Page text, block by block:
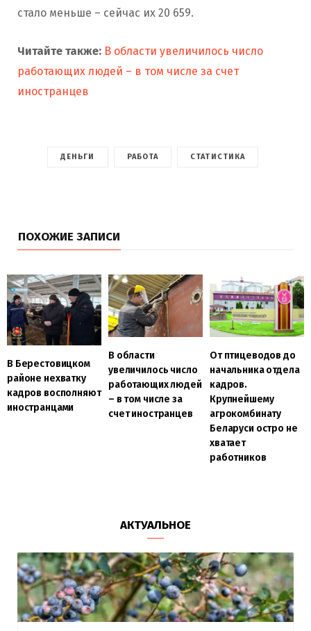
стало меньше – сейчас их 20 659.
Читайте также: В области увеличилось число
работающих людей – в том числе за счет
иностранцев
ДЕНЬГИ РАБОТА СТАТИСТИКА
ПОХОЖИЕ ЗАПИСИ
В Берестовицком
районе нехватку
кадров восполняют
иностранцами
В области
увеличилось число
работающих людей
– в том числе за
счет иностранцев
От птицеводов до
начальника отдела
кадров.
Крупнейшему
агрокомбинату
Беларуси остро не
хватает
работников
АКТУАЛЬНОЕ